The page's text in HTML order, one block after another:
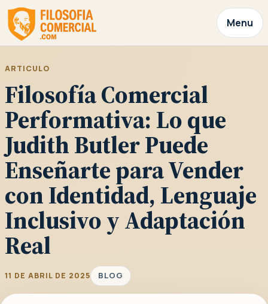
Menu
ARTICULO
Filosofía Comercial
Performativa: Lo que
Judith Butler Puede
Enseñarte para Vender
con Identidad, Lenguaje
Inclusivo y Adaptación
Real
11 DE ABRIL DE 2025 BLOG